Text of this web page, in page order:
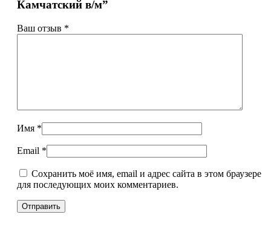
Камчатский в/м”
Ваш отзыв *
Имя *
Email *
Сохранить моё имя, email и адрес сайта в этом браузере
для последующих моих комментариев.